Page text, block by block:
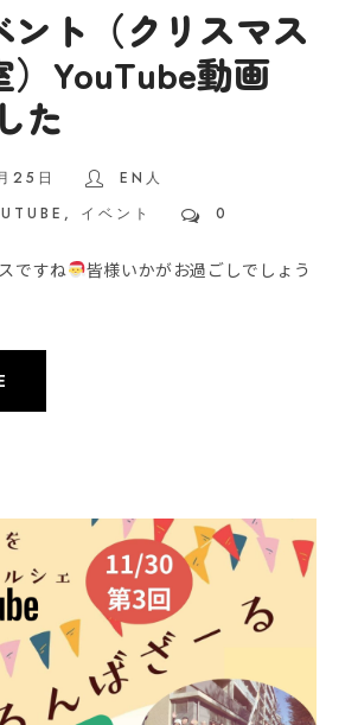
ント（クリスマス
）YouTube動画
た
25日
EN人
, イベント 0
ですね
皆様いかがお過ごしでしょう